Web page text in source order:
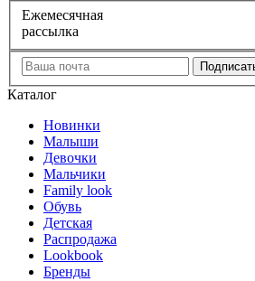
Ежемесячная
рассылка
Каталог
Новинки
Малыши
Девочки
Мальчики
Family look
Обувь
Детская
Распродажа
Lookbook
Бренды